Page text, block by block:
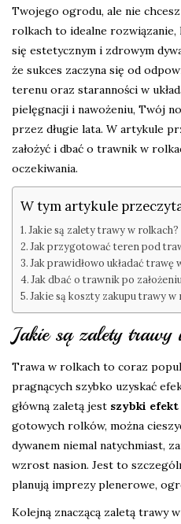
Twojego ogrodu, ale nie
rolkach to idealne
się estetycznym i zdrowym
że sukces zaczyna się od
terenu oraz staranności w
pielęgnacji i nawożeniu, Twój
przez długie lata. W artykule
założyć i dbać o trawnik w
oczekiwania.
W tym artykule
Jakie są zalety trawy w rolkach?
Jak przygotować teren pod
Jak prawidłowo układać trawę
Jak dbać o trawnik po
Jakie są koszty zakupu trawy w
Jakie są zalety trawy
Trawa w rolkach to coraz
pragnących szybko uzyskać
główną zaletą jest szybki
gotowych rolków, można
dywanem niemal natychmiast,
wzrost nasion. Jest to
planują imprezy plenerowe,
Kolejną znaczącą zaletą trawy